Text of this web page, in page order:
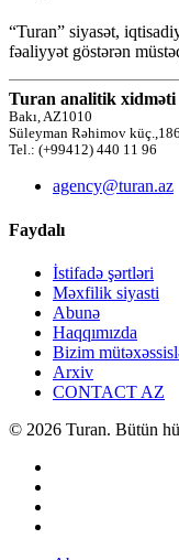
“Turan” siyasət,
fəaliyyət göstərən
Turan analitik xidməti
Bakı, AZ1010
Süleyman Rəhimov
Tel.: (+99412) 440 11 96
agency@turan.az
Faydalı
İstifadə şərtləri
Məxfilik siyasti
Abunə
Haqqımızda
Bizim
Arxiv
CONTACT AZ
© 2026 Turan. Bütün